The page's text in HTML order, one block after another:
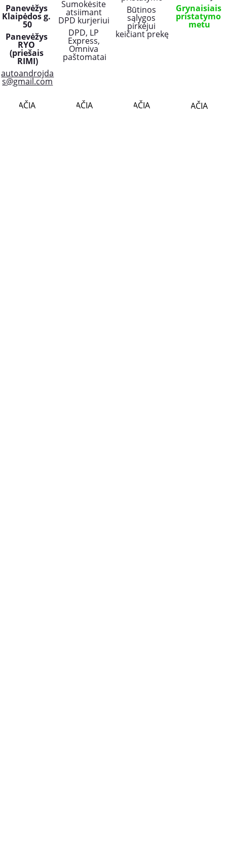
Panevėžys
Klaipėdos g.
50
Panevėžys
RYO
(priešais
RIMI)
autoandrojda
s@gmail.com
PLAČIAU..
Sumokėsite
atsiimant
DPD kurjeriui
DPD, LP
Express,
Omniva
paštomatai
PLAČIAU..
Grynaisiais
pristatymo
metu
PLAČIAU..
Būtinos
sąlygos
pirkėjui
keičiant prekę
PLAČIAU..